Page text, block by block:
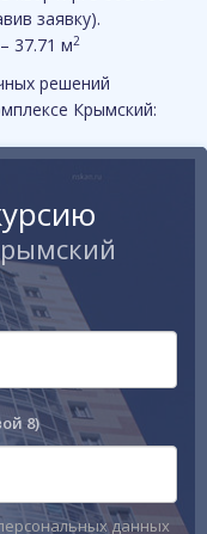
заявку).
37.71 м2
решений
Крымский:
8)
данных